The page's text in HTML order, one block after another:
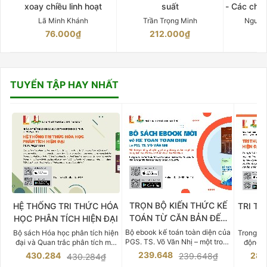
xoay chiều linh hoạt
Lã Minh Khánh
76.000₫
suất
Trần Trọng Minh
212.000₫
- Các
TUYỂN TẬP HAY NHẤT
HỆ THỐNG TRI THỨC HÓA
HỌC PHÂN TÍCH HIỆN ĐẠI
Bộ sách Hóa học phân tích hiện
đại và Quan trắc phân tích môi
trường của Cố Giáo sư, Tiến sĩ
Phạm Luận là một trong những
430.284 430.284₫
TRỌN BỘ KIẾN THỨC KẾ
TOÁN TỪ CĂN BẢN ĐẾN
CHUYÊN SÂU
Bộ ebook kế toán toàn diện của
PGS. TS. Võ Văn Nhị – một trong
những chuyên gia hàng đầu,
giàu kinh nghiệm trong lĩnh vực
239.648 239.648₫
TRI
Trong
động
việc
tế và